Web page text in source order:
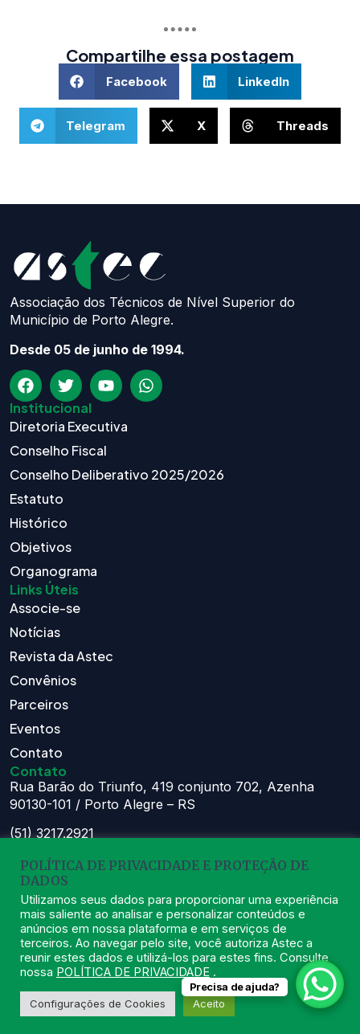
Compartilhe essa postagem
Facebook LinkedIn
Telegram X Threads
Associação dos Técnicos de Nível Superior do
Município de Porto Alegre.
Desde 05 de junho de 1994.
Institucional
Diretoria Executiva
Conselho Fiscal
Conselho Deliberativo 2025/2026
Estatuto
Histórico
Objetivos
Organograma
Links Úteis
Associe-se
Notícias
Revista da Astec
Convênios
Parceiros
Eventos
Contato
Contato
Rua Barão do Triunfo, 419 conjunto 702, Azenha
90130-101 / Porto Alegre – RS
(51) 3217.2921
Atendimento:
Seg à Sex das 8h – 11:30h e 13h – 16:30h
astec@astecpmpa.com.br
2026 ASTEC. Todos os Direitos Reservados.
Desenvolvido por Nexx
Tecnologia
POLÍTICA DE PRIVACIDADE E PROTEÇÃO DE
DADOS
Utilizamos seus dados para proporcionar uma experiência
mais saliente ao analisar e personalizar conteúdos e
anúncios em nossa plataforma e em serviços de
terceiros. Ao navegar pelo site, você autoriza Astec a
reunir estes dados e utilizá-los para estes fins. Consulte
nossa POLÍTICA DE PRIVACIDADE .
Configurações de Cookies Aceito
Precisa de ajuda?